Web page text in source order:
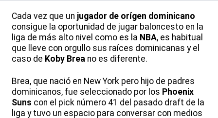
Cada vez que un jugador de orígen dominicano
consigue la oportunidad de jugar baloncesto en la
liga de más alto nivel como es la NBA, es habitual
que lleve con orgullo sus raíces dominicanas y el
caso de Koby Brea no es diferente.
Brea, que nació en New York pero hijo de padres
dominicanos, fue seleccionado por los Phoenix
Suns con el pick número 41 del pasado draft de la
liga y tuvo un espacio para conversar con medios